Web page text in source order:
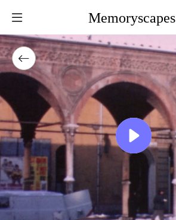
Memoryscapes